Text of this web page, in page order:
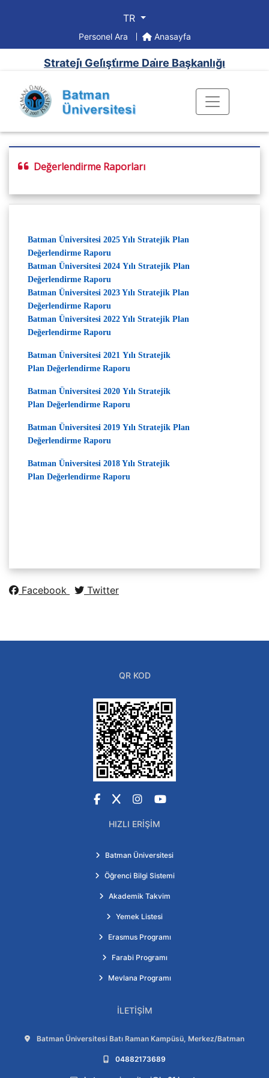
TR
Personel Ara Anasayfa
Strateji̇ Geli̇şti̇rme Dai̇re Başkanlığı
Değerlendirme Raporları
Batman Üniversitesi 2025 Yılı Stratejik Plan
Değerlendirme Raporu
Batman Üniversitesi 2024 Yılı Stratejik Plan
Değerlendirme Raporu
Batman Üniversitesi 2023 Yılı Stratejik Plan
Değerlendirme Raporu
Batman Üniversitesi 2022 Yılı Stratejik Plan
Değerlendirme Raporu
Batman Üniversitesi 2021 Yılı Stratejik
Plan Değerlendirme Raporu
Batman Üniversitesi 2020 Yılı Stratejik
Plan Değerlendirme Raporu
Batman Üniversitesi 2019 Yılı Stratejik Plan
Değerlendirme Raporu
Batman Üniversitesi 2018 Yılı Stratejik
Plan Değerlendirme Raporu
Facebook Twitter
QR KOD
Facebook
X Instagram
YouTube
HIZLI ERIŞIM
Batman Üniversitesi
Öğrenci Bilgi Sistemi
Akademik Takvim
Yemek Listesi
Erasmus Programı
Farabi Programı
Mevlana Programı
İLETIŞIM
Adres:
Batman Üniversitesi Batı Raman Kampüsü, Merkez/Batman
Telefon:
04882173689